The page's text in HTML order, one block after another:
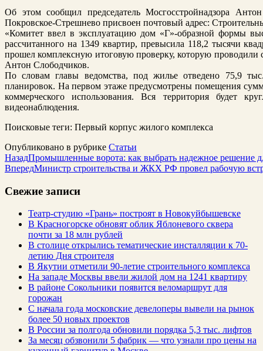
Об этом сообщил председатель Мосгосстройнадзора
Покровское-Стрешнево присвоен почтовый адрес:
«Комитет ввел в эксплуатацию дом «Г»-образной формы
рассчитанного на 1349 квартир, превысила 118,2 тысячи
прошел комплексную итоговую проверку, которую
Антон Слободчиков.
По словам главы ведомства, под жилье отведено 75,9
планировок. На первом этаже предусмотрены помещения
коммерческого использования. Вся территория будет
видеонаблюдения.
Поисковые теги: Первый корпус жилого комплекса
Опубликовано в рубрике Статьи
НазадПромышленные ворота: как выбрать надежное решение
ВпередМинистр строительства и ЖКХ РФ провел рабочую
Свежие записи
Театр-студию «Грань» построят в Новокуйбышевске
В Красногорске обновят облик Яблоневого сквера
почти за 18 млн рублей
В столице открылись тематические инсталляции к 70-
летию Дня строителя
В Якутии отметили 90-летие строительного комплекса
На западе Москвы ввели жилой дом на 1241 квартиру
В районе Сокольники появится веломаршрут для
горожан
С начала года московские девелоперы вывели на рынок
более 50 новых проектов
В России за полгода обновили порядка 5,3 тыс. лифтов
За месяц обзвонили 5 фабрик — что узнали про цены на